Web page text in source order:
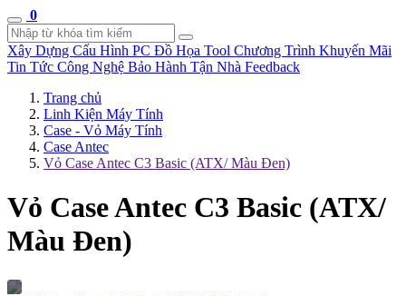
0
Xây Dựng Cấu Hình PC Đồ Họa Tool Chương Trình Khuyến Mãi
Tin Tức Công Nghệ Bảo Hành Tận Nhà Feedback
Trang chủ
Linh Kiện Máy Tính
Case - Vỏ Máy Tính
Case Antec
Vỏ Case Antec C3 Basic (ATX/ Màu Đen)
Vỏ Case Antec C3 Basic (ATX/
Màu Đen)